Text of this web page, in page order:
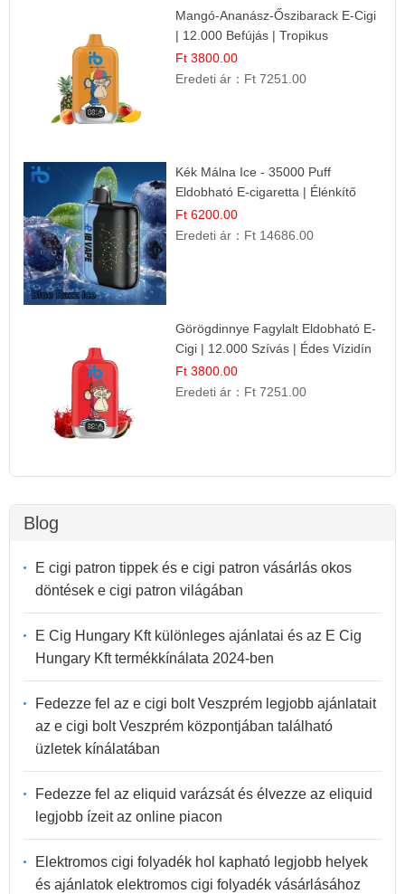
Mangó-Ananász-Őszibarack E-Cigi
| 12.000 Befújás | Tropikus
Gyümölcs Íz
Ft 3800.00
Eredeti ár： Ft 7251.00
Kék Málna Ice - 35000 Puff
Eldobható E-cigaretta | Élénkítő
Gyümölcsös Frissesség!
Ft 6200.00
Eredeti ár： Ft 14686.00
Görögdinnye Fagylalt Eldobható E-
Cigi | 12.000 Szívás | Édes Vízidín
Íz
Ft 3800.00
Eredeti ár： Ft 7251.00
Blog
E cigi patron tippek és e cigi patron vásárlás okos
döntések e cigi patron világában
E Cig Hungary Kft különleges ajánlatai és az E Cig
Hungary Kft termékkínálata 2024-ben
Fedezze fel az e cigi bolt Veszprém legjobb ajánlatait
az e cigi bolt Veszprém központjában található
üzletek kínálatában
Fedezze fel az eliquid varázsát és élvezze az eliquid
legjobb ízeit az online piacon
Elektromos cigi folyadék hol kapható legjobb helyek
és ajánlatok elektromos cigi folyadék vásárlásához